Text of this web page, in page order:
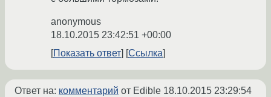
anonymous
18.10.2015 23:42:51 +00:00
Показать ответ
Ссылка
Ответ на: комментарий от Edible 18.10.2015 23:29:54